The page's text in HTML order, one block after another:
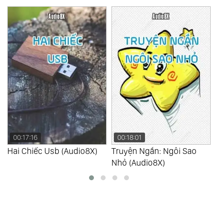
00:17:16
Hai Chiếc Usb (Audio8X)
00:18:01
Truyện Ngắn: Ngôi Sao
Nhỏ (Audio8X)